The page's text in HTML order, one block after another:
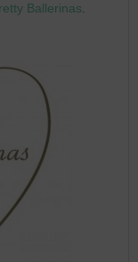
Ballerinas